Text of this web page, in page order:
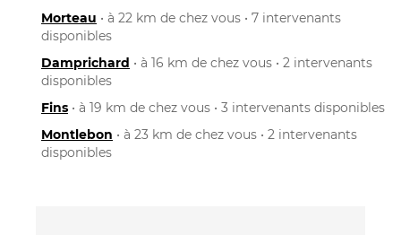
Morteau • à 22 km de chez vous • 7 intervenants
disponibles
Damprichard • à 16 km de chez vous • 2 intervenants
disponibles
Fins • à 19 km de chez vous • 3 intervenants disponibles
Montlebon • à 23 km de chez vous • 2 intervenants
disponibles